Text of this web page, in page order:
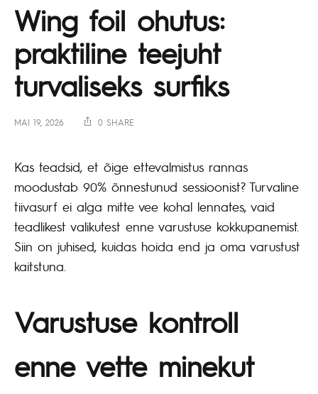
Wing foil ohutus:
praktiline teejuht
turvaliseks surfiks
MAI 19, 2026 0 SHARE
Kas teadsid, et õige ettevalmistus rannas
moodustab 90% õnnestunud sessioonist? Turvaline
tiivasurf ei alga mitte vee kohal lennates, vaid
teadlikest valikutest enne varustuse kokkupanemist.
Siin on juhised, kuidas hoida end ja oma varustust
kaitstuna.
Varustuse kontroll
enne vette minekut